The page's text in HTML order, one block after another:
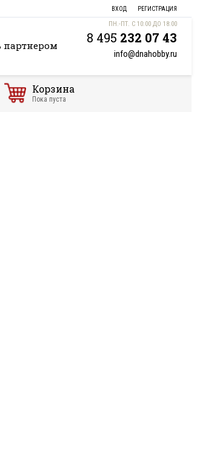
ВХОД РЕГИСТРАЦИЯ
партнером
ПН.-ПТ. С 10:00 ДО 18:00
8 495 232 07 43
info@dnahobby.ru
Корзина
Пока пуста